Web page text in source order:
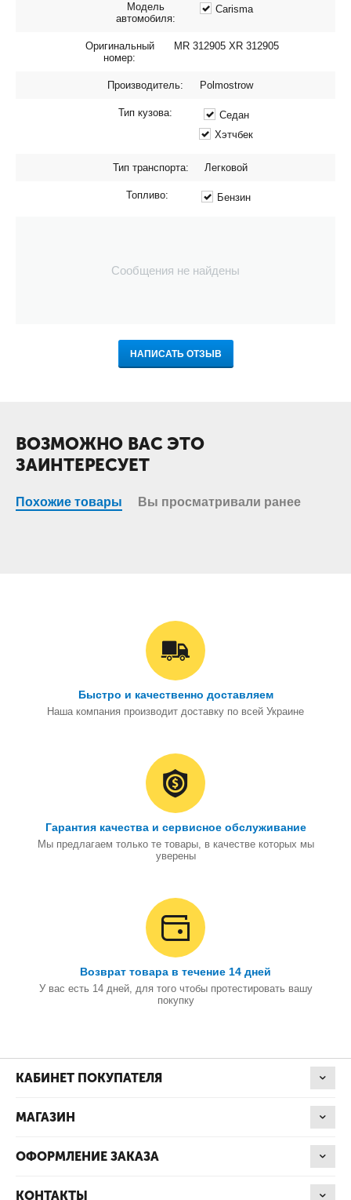
Модель
автомобиля:
Carisma
Оригинальный
номер:
MR 312905 XR 312905
Производитель: Polmostrow
Тип кузова:
Седан
Хэтчбек
Тип транспорта: Легковой
Топливо: Бензин
Сообщения не найдены
НАПИСАТЬ ОТЗЫВ
ВОЗМОЖНО ВАС ЭТО
ЗАИНТЕРЕСУЕТ
Похожие товары Вы просматривали ранее
Быстро и качественно доставляем
Наша компания производит доставку по всей Украине
Гарантия качества и сервисное обслуживание
Мы предлагаем только те товары, в качестве которых мы
уверены
Возврат товара в течение 14 дней
У вас есть 14 дней, для того чтобы протестировать вашу
покупку
КАБИНЕТ ПОКУПАТЕЛЯ
МАГАЗИН
ОФОРМЛЕНИЕ ЗАКАЗА
КОНТАКТЫ